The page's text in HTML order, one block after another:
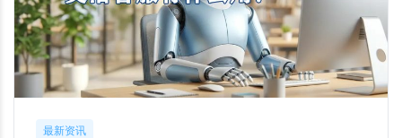
最新资讯